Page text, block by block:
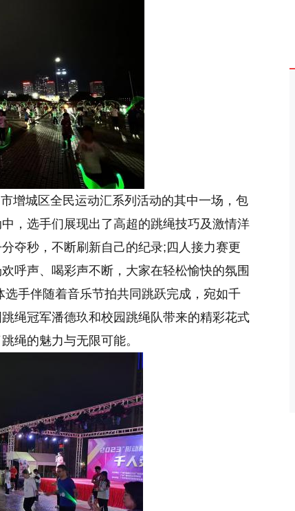
增城区全民运动汇系列活动的其中一场，包
，选手们展现出了高超的跳绳技巧及激情洋
夺秒，不断刷新自己的纪录;四人接力赛更
呼声、喝彩声不断，大家在轻松愉快的氛围
手伴随着音乐节拍共同跳跃完成，宛如千
绳冠军潘德玖和校园跳绳队带来的精彩花式
绳的魅力与无限可能。